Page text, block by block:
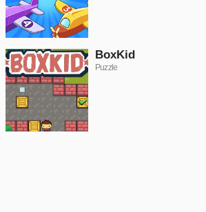
BoxKid
Puzzle